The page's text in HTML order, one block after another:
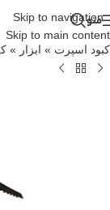
Skip to navigation
Skip to main content
منو
کبود اسپرت » ابزار »